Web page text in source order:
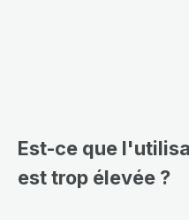
Est-ce que
est trop élevée ?